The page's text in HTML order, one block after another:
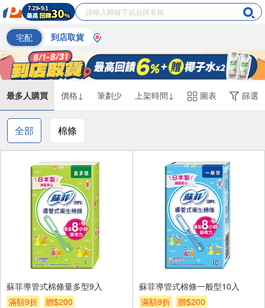
宅配 到店取貨
最多人購買 價格↓ 筆劃少 上架時間↓ 圖表 篩選
全部 棉條
蘇菲導管式棉條量多型9入
滿額9折
贈$200
蘇菲導管式棉條一般型10入
滿額9折
贈$200